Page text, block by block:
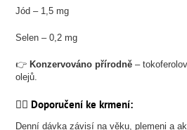
Jód – 1,5 mg
Selen – 0,2 mg
👉 Konzervováno přírodně –
olejů.
🐕‍🦺 Doporučení ke krmení:
Denní dávka závisí na věku, plemeni a